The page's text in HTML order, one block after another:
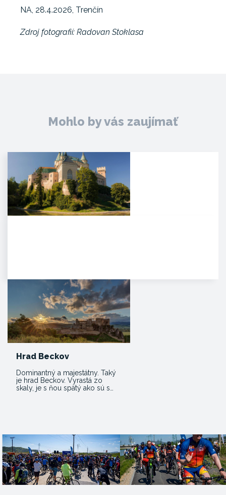
NA, 28.4.2026, Trenčín
Zdroj fotografií: Radovan Stoklasa
Mohlo by vás zaujímať
Hrad Beckov
Dominantný a majestátny. Taký
je hrad Beckov. Vyrastá zo
skaly, je s ňou spätý ako sú s…